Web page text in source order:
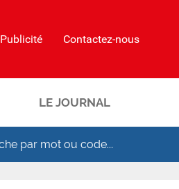
Publicité Contactez-nous
LE JOURNAL